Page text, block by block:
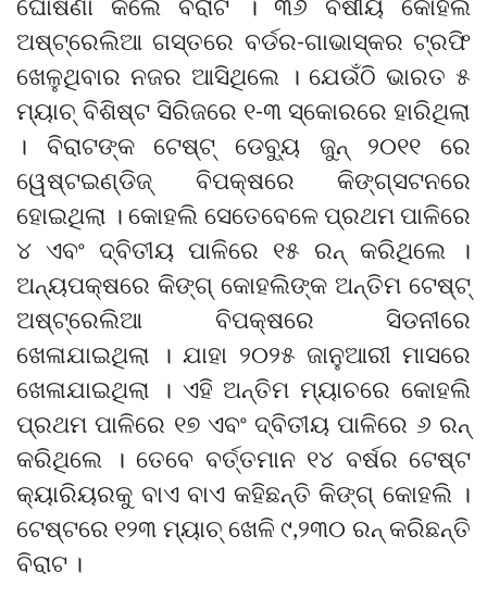
ଅଷ୍ଟ୍ରେଲିଆ ଗସ୍ତରେ ବର୍ଡର-ଗାଭାସ୍କର ଟ୍ରଫି
ଖେଳୁଥିବାର ନଜର ଆସିଥିଲେ । ଯେଉଁଠି ଭାରତ ୫
ମ୍ୟାଚ୍ ବିଶିଷ୍ଟ ସିରିଜରେ ୧-୩ ସ୍କୋରରେ ହାରିଥିଲା
। ବିରାଟଙ୍କ ଟେଷ୍ଟ୍ ଡେବ୍ୟୁ ଜୁନ୍ ୨୦୧୧ ରେ
ୱେଷ୍ଟଇଣ୍ଡିଜ୍ ବିପକ୍ଷରେ କିଙ୍ଗ୍ସଟନରେ
ହୋଇଥିଲା । କୋହଲି ସେତେବେଳେ ପ୍ରଥମ ପାଳିରେ
୪ ଏବଂ ଦ୍ବିତୀୟ ପାଳିରେ ୧୫ ରନ୍ କରିଥିଲେ ।
ଅନ୍ୟପକ୍ଷରେ କିଙ୍ଗ୍ କୋହଲିଙ୍କ ଅନ୍ତିମ ଟେଷ୍ଟ୍
ଅଷ୍ଟ୍ରେଲିଆ ବିପକ୍ଷରେ ସିଡନୀରେ
ଖେଳାଯାଇଥିଲା । ଯାହା ୨୦୨୫ ଜାନୁଆରୀ ମାସରେ
ଖେଳାଯାଇଥିଲା । ଏହି ଅନ୍ତିମ ମ୍ୟାଚରେ କୋହଲି
ପ୍ରଥମ ପାଳିରେ ୧୭ ଏବଂ ଦ୍ବିତୀୟ ପାଳିରେ ୬ ରନ୍
କରିଥିଲେ । ତେବେ ବର୍ତ୍ତମାନ ୧୪ ବର୍ଷର ଟେଷ୍ଟ
କ୍ୟାରିୟରକୁ ବାଏ ବାଏ କହିଛନ୍ତି କିଙ୍ଗ୍ କୋହଲି ।
ଟେଷ୍ଟରେ ୧୨୩ ମ୍ୟାଚ୍ ଖେଳି ୯,୨୩୦ ରନ୍ କରିଛନ୍ତି
ବିରାଟ ।